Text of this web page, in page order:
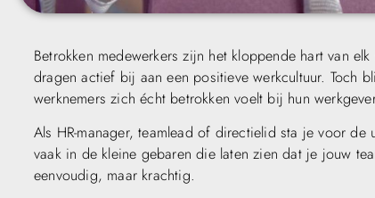
Betrokken medewerkers zijn het kloppende hart van
dragen actief bij aan een positieve werkcultuur. Toch
werknemers zich écht betrokken voelt bij hun
Als HR-manager, teamlead of directielid sta je voor
vaak in de kleine gebaren die laten zien dat je jouw
eenvoudig, maar krachtig.